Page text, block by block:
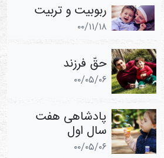
ربوبیت و تربیت
۰۰/۱۱/۱۸
حقّ فرزند
۰۰/۰۵/۰۶
پادشاهی هفت
سال اول
۰۰/۰۵/۰۶